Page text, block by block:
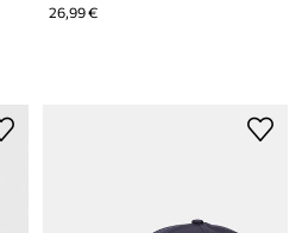
26,99 €